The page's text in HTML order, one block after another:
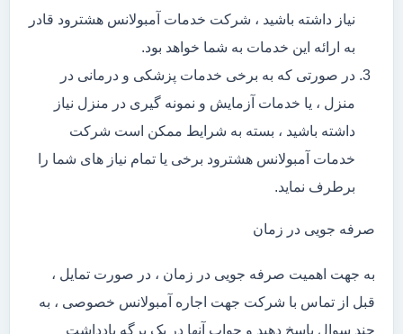
نیاز داشته باشید ، شرکت خدمات آمبولانس هشترود قادر
به ارائه این خدمات به شما خواهد بود.
در صورتی که به برخی خدمات پزشکی و درمانی در
منزل ، یا خدمات آزمایش و نمونه گیری در منزل نیاز
داشته باشید ، بسته به شرایط ممکن است شرکت
خدمات آمبولانس هشترود برخی یا تمام نیاز های شما را
برطرف نماید.
صرفه جویی در زمان
به جهت اهمیت صرفه جویی در زمان ، در صورت تمایل ،
قبل از تماس با شرکت جهت اجاره آمبولانس خصوصی ، به
چند سوال پاسخ دهید و جواب آنها در یک برگه یادداشت